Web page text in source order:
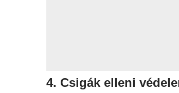
4. Csigák elleni